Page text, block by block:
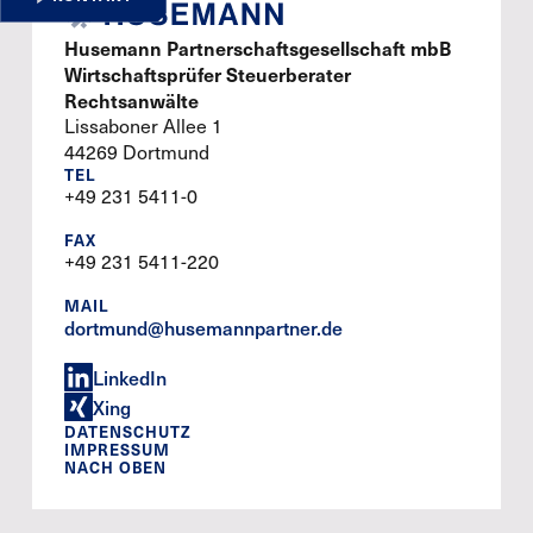
Husemann Partnerschaftsgesellschaft mbB
Wirtschaftsprüfer Steuerberater
Rechtsanwälte
Lissaboner Allee 1
44269 Dortmund
TEL
+49 231 5411-0
FAX
+49 231 5411-220
MAIL
dortmund@husemannpartner.de
LinkedIn
Xing
DATENSCHUTZ
IMPRESSUM
NACH OBEN